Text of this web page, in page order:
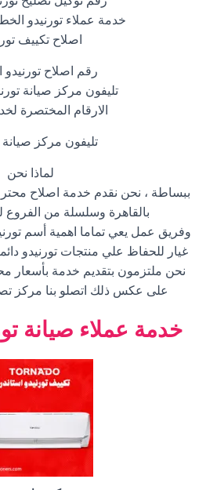
خدمة عملاء تورنيدو
اصلاح تكييف
رقم اصلاح تورنيدو
تليفون مركز صيانة
الارقام المختصرة
تليفون مركز صيانة
لماذا نحن
ببساطة ، نحن نقدم خدمة اصلاح
بالقاهرة وسلسلة من الفروع
وفريق عمل يعي تماما اهمية أسم
غيار للحفاظ علي منتجات تورنيدو
نحن ملتزمون بتقديم خدمة بأسعار
على عكس ذلك اتصلو بنا مركز
خدمة عملاء صيانة